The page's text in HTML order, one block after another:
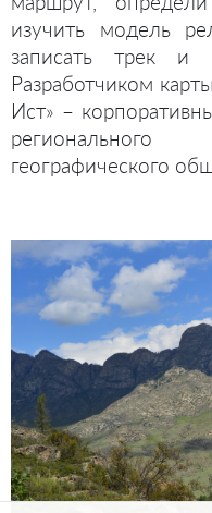
изучить модель
записать трек и
Разработчиком
Ист» –
географического